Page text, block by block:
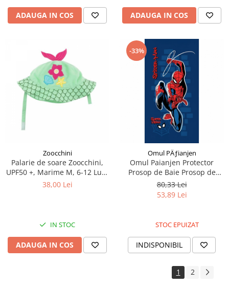
ADAUGA IN COS ADAUGA IN COS
Zoocchini
Palarie de soare Zoocchini,
UPF50 +, Marime M, 6-12 Luni
- Mermaid
38,00 Lei
IN STOC
ADAUGA IN COS
-33%
Omul PÄƒianjen
Omul Paianjen Protector
Prosop de Baie Prosop de
Plaja 70x140cm
80,33 Lei
53,89 Lei
STOC EPUIZAT
INDISPONIBIL
1 2